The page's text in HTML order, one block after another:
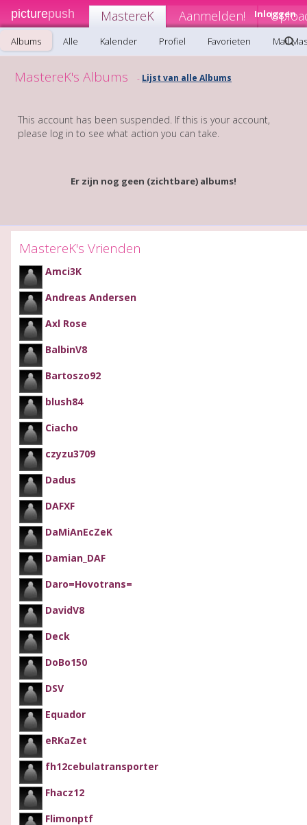
picturepush Inloggen
MastereK Aanmelden!
Albums Alle Kalender Profiel Favorieten Mail
MastereK's Albums - Lijst van alle Albums
This account has been suspended. If this is your account,
please log in to see what action you can take.
Er zijn nog geen (zichtbare) albums!
MastereK's Vrienden
Amci3K
Andreas Andersen
Axl Rose
BalbinV8
Bartoszo92
blush84
Ciacho
czyzu3709
Dadus
DAFXF
DaMiAnEcZeK
Damian_DAF
Daro=Hovotrans=
DavidV8
Deck
DoBo150
DSV
Equador
eRKaZet
fh12cebulatransporter
Fhacz12
Flimonptf